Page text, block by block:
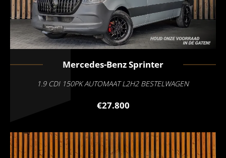
Mercedes-BenzSprinter
1.9 CDI 150PK AUTOMAAT L2H2 BESTELWAGEN
€27.800